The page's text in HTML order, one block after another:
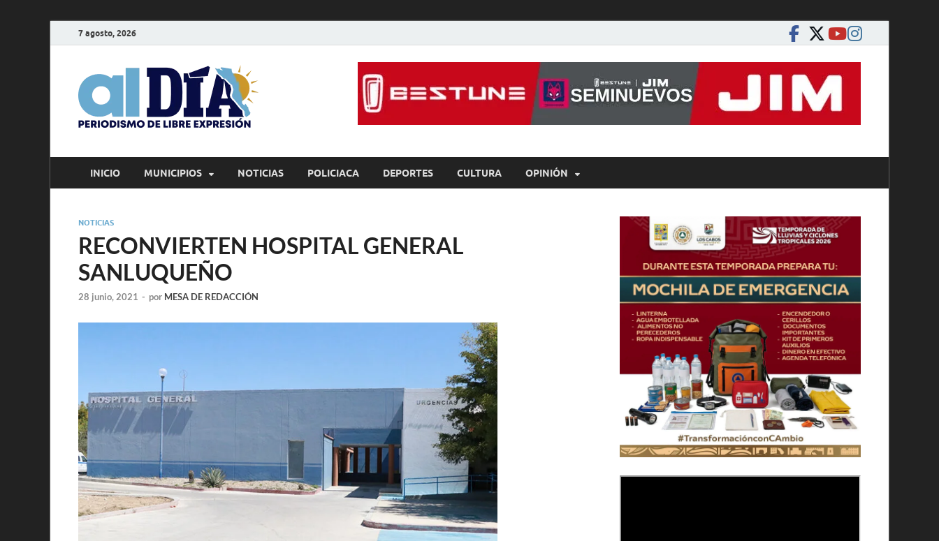
7 agosto, 2026
alDíaBCS
Periodismo de libre expresión
INICIO MUNICIPIOS NOTICIAS POLICIACA DEPORTES CULTURA OPINIÓN
NOTICIAS
RECONVIERTEN HOSPITAL GENERAL
SANLUQUEÑO
28 junio, 2021 - por MESA DE REDACCIÓN